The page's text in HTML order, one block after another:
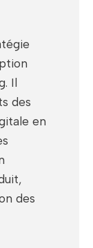
Il
des
en
des